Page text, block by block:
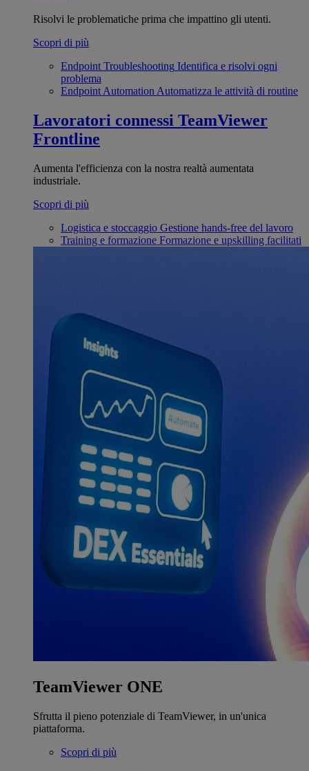
Risolvi le problematiche prima che impattino gli utenti.
Scopri di più
Endpoint Troubleshooting Identifica e risolvi ogni
problema
Endpoint Automation Automatizza le attività di routine
Lavoratori connessi TeamViewer
Frontline
Aumenta l'efficienza con la nostra realtà aumentata
industriale.
Scopri di più
Logistica e stoccaggio Gestione hands-free del lavoro
Training e formazione Formazione e upskilling facilitati
TeamViewer ONE
Sfrutta il pieno potenziale di TeamViewer, in un'unica
piattaforma.
Scopri di più